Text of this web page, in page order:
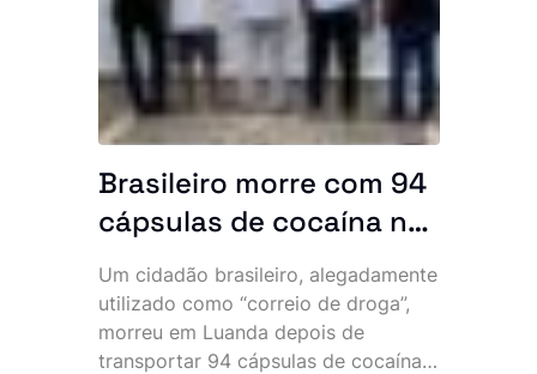
Brasileiro morre com 94
cápsulas de cocaína no
abdómen e SIC
desmantela parte da
rede
Um cidadão brasileiro, alegadamente
utilizado como “correio de droga”,
morreu em Luanda depois de
transportar 94 cápsulas de cocaína